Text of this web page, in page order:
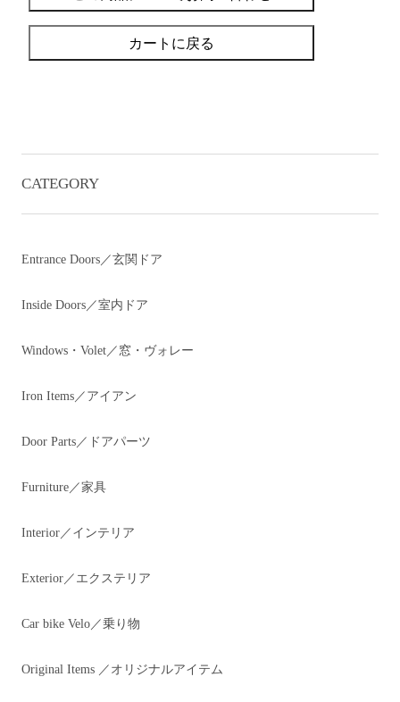
カートに戻る
CATEGORY
Entrance Doors／玄関ドア
Inside Doors／室内ドア
Windows・Volet／窓・ヴォレー
Iron Items／アイアン
Door Parts／ドアパーツ
Furniture／家具
Interior／インテリア
Exterior／エクステリア
Car bike Velo／乗り物
Original Items ／オリジナルアイテム